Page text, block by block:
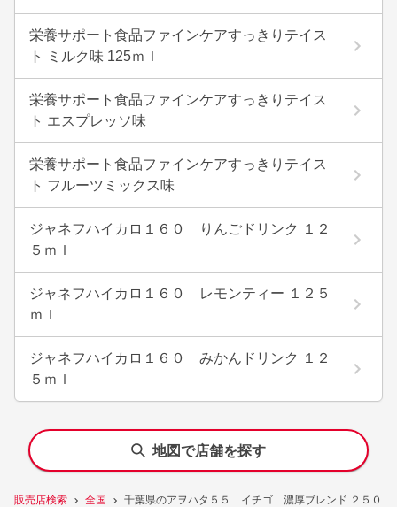
販売店検索 全国 千葉県のアヲハタ５５ イチゴ 濃厚ブレンド ２５０ｇ
栄養サポート食品ファインケアすっきりテイス
ト ミルク味 125ｍｌ
栄養サポート食品ファインケアすっきりテイス
ト エスプレッソ味
栄養サポート食品ファインケアすっきりテイス
ト フルーツミックス味
ジャネフハイカロ１６０ りんごドリンク １２
５ｍｌ
ジャネフハイカロ１６０ レモンティー １２５
ｍｌ
ジャネフハイカロ１６０ みかんドリンク １２
５ｍｌ
地図で店舗を探す